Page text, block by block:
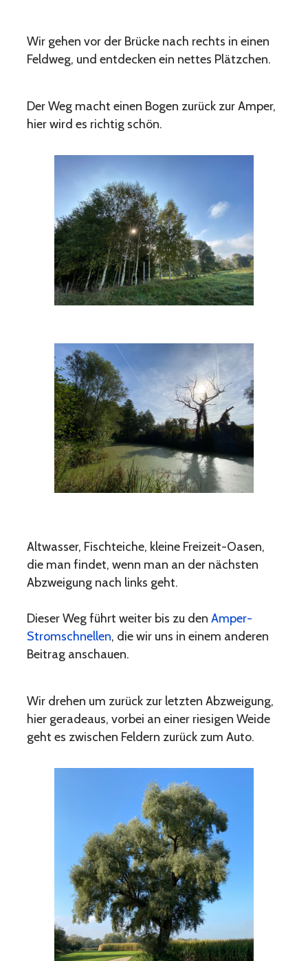
Wir gehen vor der Brücke nach rechts in einen
Feldweg, und entdecken ein nettes Plätzchen.
Der Weg macht einen Bogen zurück zur Amper,
hier wird es richtig schön.
Altwasser, Fischteiche, kleine Freizeit-Oasen,
die man findet, wenn man an der nächsten
Abzweigung nach links geht.
Dieser Weg führt weiter bis zu den Amper-
Stromschnellen, die wir uns in einem anderen
Beitrag anschauen.
Wir drehen um zurück zur letzten Abzweigung,
hier geradeaus, vorbei an einer riesigen Weide
geht es zwischen Feldern zurück zum Auto.